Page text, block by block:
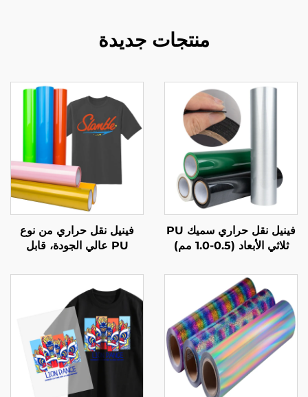
منتجات جديدة
فينيل نقل حراري سميك PU
ثلاثي الأبعاد (0.5-1.0 مم)
فينيل نقل حراري من نوع
PU عالي الجودة، قابل